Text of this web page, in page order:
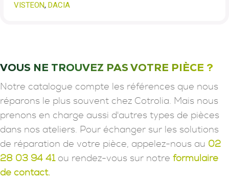
VISTEON, DACIA
VOUS NE TROUVEZ PAS VOTRE PIÈCE ?
Notre catalogue compte les références que nous
réparons le plus souvent chez Cotrolia. Mais nous
prenons en charge aussi d'autres types de pièces
dans nos ateliers. Pour échanger sur les solutions
de réparation de votre pièce, appelez-nous au 02
28 03 94 41ou rendez-vous sur notre formulaire
de contact.